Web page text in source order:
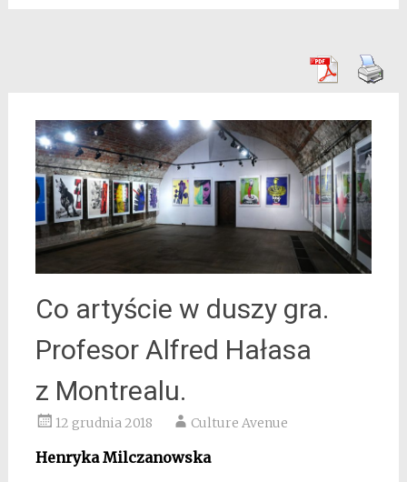
Co artyście w duszy gra.
Profesor Alfred Hałasa
z Montrealu.
12 grudnia 2018 Culture Avenue
Henryka Milczanowska